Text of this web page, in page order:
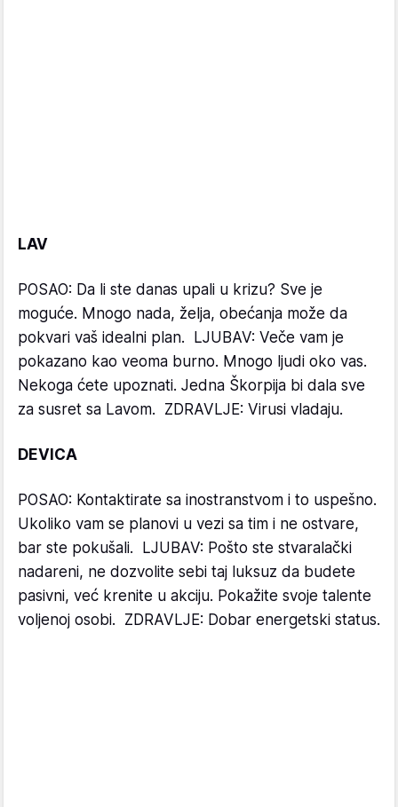
LAV
POSAO: Da li ste danas upali u krizu? Sve je
moguće. Mnogo nada, želja, obećanja može da
pokvari vaš idealni plan. LJUBAV: Veče vam je
pokazano kao veoma burno. Mnogo ljudi oko vas.
Nekoga ćete upoznati. Jedna Škorpija bi dala sve
za susret sa Lavom. ZDRAVLJE: Virusi vladaju.
DEVICA
POSAO: Kontaktirate sa inostranstvom i to uspešno.
Ukoliko vam se planovi u vezi sa tim i ne ostvare,
bar ste pokušali. LJUBAV: Pošto ste stvaralački
nadareni, ne dozvolite sebi taj luksuz da budete
pasivni, već krenite u akciju. Pokažite svoje talente
voljenoj osobi. ZDRAVLJE: Dobar energetski status.